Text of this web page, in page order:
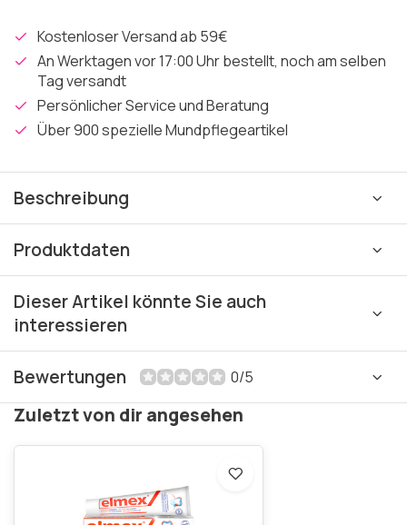
Kostenloser Versand ab 59€
An Werktagen vor 17:00 Uhr bestellt, noch am selben
Tag versandt
Persönlicher Service und Beratung
Über 900 spezielle Mundpflegeartikel
Beschreibung
Produktdaten
Dieser Artikel könnte Sie auch
interessieren
Bewertungen 0/5
Zuletzt von dir angesehen